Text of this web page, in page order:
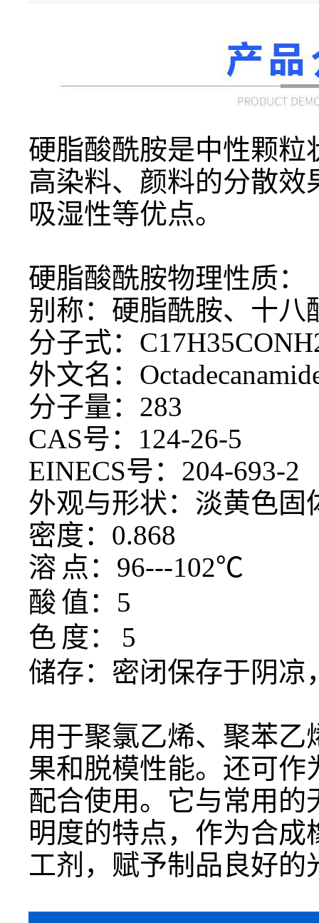
硬脂酸酰胺是中性颗
高染料、颜料的分散
吸湿性等优点。
硬脂酸酰胺物理性质：
别称：硬脂酰胺、十八
分子式：
外文名：
分子量： 283
CAS号：124-26-5
EINECS号：204-693-2
外观与形状：淡黄色固
密度： 0.868
溶 点： 96---102℃
酸 值： 5
色 度：
5
储存：密闭保存于阴凉
用于聚氯乙烯、聚苯
果和脱模性能。还可
配合使用。它与常用
明度的特点，作为合
工剂，赋予制品良好的